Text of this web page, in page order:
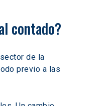
contado?
de la
previo a las